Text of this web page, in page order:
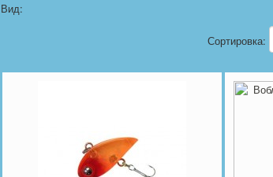
Вид:
Сортировка: